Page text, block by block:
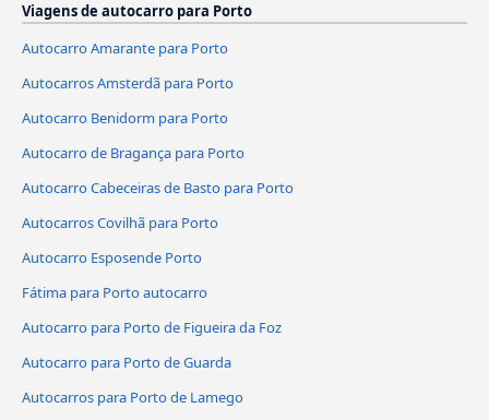
Viagens de autocarro para Porto
Autocarro Amarante para Porto
Autocarros Amsterdã para Porto
Autocarro Benidorm para Porto
Autocarro de Bragança para Porto
Autocarro Cabeceiras de Basto para Porto
Autocarros Covilhã para Porto
Autocarro Esposende Porto
Fátima para Porto autocarro
Autocarro para Porto de Figueira da Foz
Autocarro para Porto de Guarda
Autocarros para Porto de Lamego